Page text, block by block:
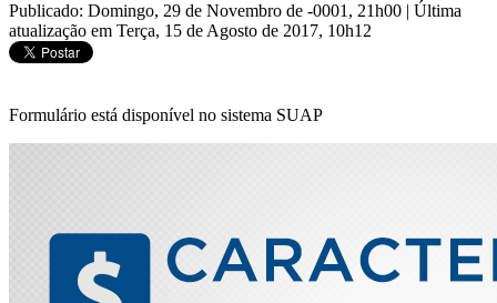
Publicado: Domingo, 29 de Novembro de -0001, 21h00 | Última
atualização em Terça, 15 de Agosto de 2017, 10h12
Formulário está disponível no sistema SUAP